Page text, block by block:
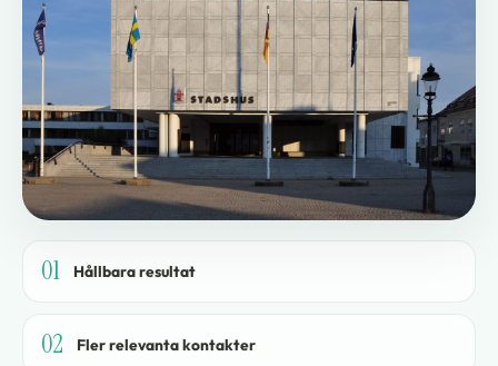
01 Hållbara resultat
02 Fler relevanta kontakter